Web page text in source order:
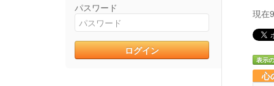
パスワード 現在
表示
心